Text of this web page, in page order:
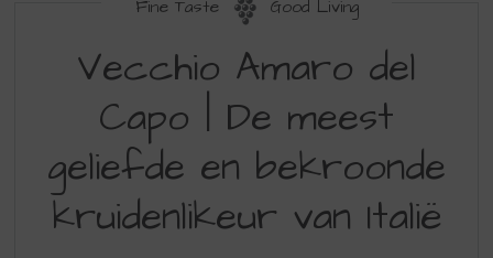
Fine Taste Good Living
AMARO
CAPO
|
DE
Vecchio Amaro del
Capo | De meest
geliefde en bekroonde
kruidenlikeur van Italië